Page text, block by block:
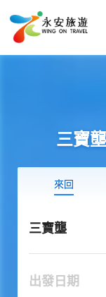
三寶
來回
三寶壟
出發日期